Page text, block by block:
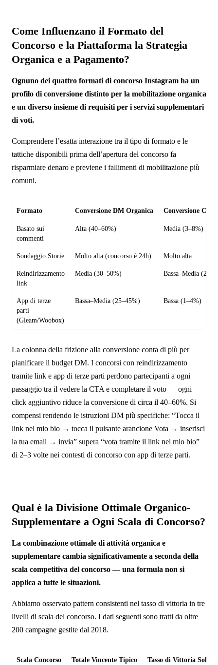
Come Influenzano il Formato del
Concorso e la Piattaforma la Strategia
Organica e a Pagamento?
Ognuno dei quattro formati di concorso Instagram ha un
profilo di conversione distinto per la mobilitazione organica
e un diverso insieme di requisiti per i servizi supplementari
di voti.
Comprendere l’esatta interazione tra il tipo di formato e le
tattiche disponibili prima dell’apertura del concorso fa
risparmiare denaro e previene i fallimenti di mobilitazione più
comuni.
Formato Conversione DM Organica Conversione CTA
Basato sui
commenti
Alta (40–60%) Media (3–8%)
Sondaggio Storie Molto alta (concorso è 24h) Molto alta
Reindirizzamento
link
Media (30–50%) Bassa–Media
App di terze
parti
(Gleam/Woobox)
Bassa–Media (25–45%) Bassa (1–4%)
La colonna della frizione alla conversione conta di più per
pianificare il budget DM. I concorsi con reindirizzamento
tramite link e app di terze parti perdono partecipanti a ogni
passaggio tra il vedere la CTA e completare il voto — ogni
click aggiuntivo riduce la conversione di circa il 40–60%. Si
compensi rendendo le istruzioni DM più specifiche: “Tocca il
link nel mio bio → tocca il pulsante arancione Vota → inserisci
la tua email → invia” supera “vota tramite il link nel mio bio”
di 2–3 volte nei contesti di concorso con app di terze parti.
Qual è la Divisione Ottimale Organico-
Supplementare a Ogni Scala di Concorso?
La combinazione ottimale di attività organica e
supplementare cambia significativamente a seconda della
scala competitiva del concorso — una formula non si
applica a tutte le situazioni.
Abbiamo osservato pattern consistenti nel tasso di vittoria in tre
livelli di scala del concorso. I dati seguenti sono tratti da oltre
200 campagne gestite dal 2018.
Scala Concorso Totale Vincente Tipico Tasso di Vittoria Solo